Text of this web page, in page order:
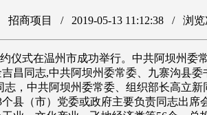
招商项目 / 2019-05-13 11:12:38 / 浏览
仪式在温州市成功举行。中共阿坝州
昌同志,中共阿坝州委常委、九寨沟县
，中共阿坝州委常委、组织部长高立
县（市）党委或政府主要负责同志出